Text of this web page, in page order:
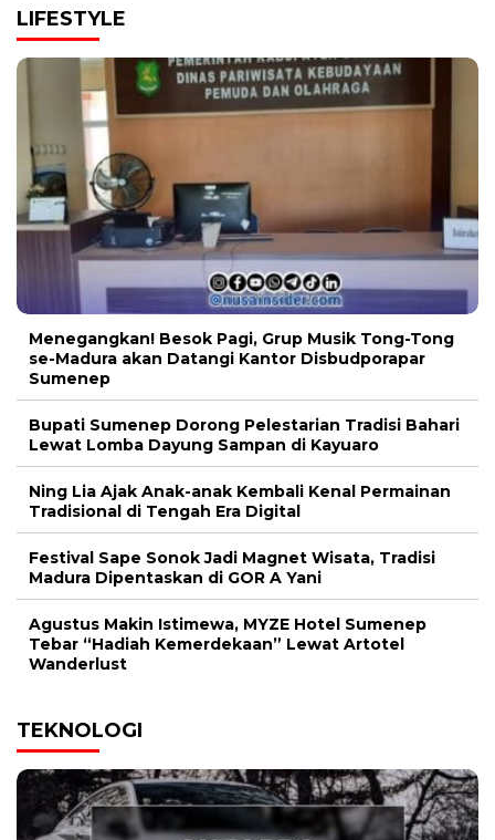
LIFESTYLE
Menegangkan! Besok Pagi, Grup Musik Tong-Tong
se-Madura akan Datangi Kantor Disbudporapar
Sumenep
Bupati Sumenep Dorong Pelestarian Tradisi Bahari
Lewat Lomba Dayung Sampan di Kayuaro
Ning Lia Ajak Anak-anak Kembali Kenal Permainan
Tradisional di Tengah Era Digital
Festival Sape Sonok Jadi Magnet Wisata, Tradisi
Madura Dipentaskan di GOR A Yani
Agustus Makin Istimewa, MYZE Hotel Sumenep
Tebar “Hadiah Kemerdekaan” Lewat Artotel
Wanderlust
TEKNOLOGI